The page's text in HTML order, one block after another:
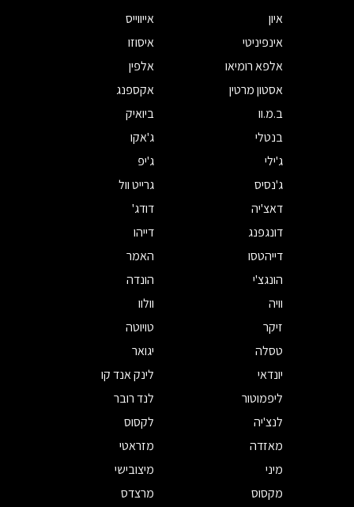
איון
אייווייס
אינפיניטי
איסוזו
אלפא רומיאו
אלפין
אסטון מרטין
אקספנג
ב.מ.וו
ביואיק
בנטלי
ג'אקו
ג'ילי
ג'יפ
ג'נסיס
גרייט וול
דאצ'יה
דודג'
דונגפנג
דייהו
דייהטסו
האמר
הונגצ'י
הונדה
וויה
וולוו
זיקר
טויוטה
טסלה
יגואר
יונדאי
לינק אנד קו
ליפמוטור
לנד רובר
לנצ'יה
לקסוס
מאזדה
מזראטי
מיני
מיצובישי
מקסוס
מרצדס